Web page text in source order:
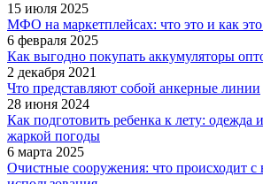
15 июля 2025
МФО на маркетплейсах: что это и как это
6 февраля 2025
Как выгодно покупать аккумуляторы
2 декабря 2021
Что представляют собой анкерные линии
28 июня 2024
Как подготовить ребенка к лету: одежда
жаркой погоды
6 марта 2025
Очистные сооружения: что происходит с